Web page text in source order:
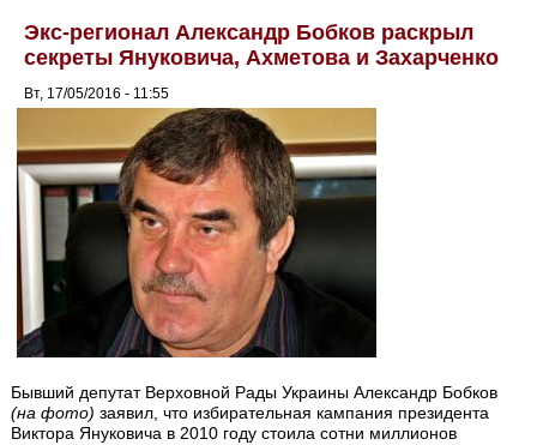
Экс-регионал Александр Бобков раскрыл
секреты Януковича, Ахметова и Захарченко
Вт, 17/05/2016 - 11:55
Бывший депутат Верховной Рады Украины Александр Бобков
(на фото) заявил, что избирательная кампания президента
Виктора Януковича в 2010 году стоила сотни миллионов